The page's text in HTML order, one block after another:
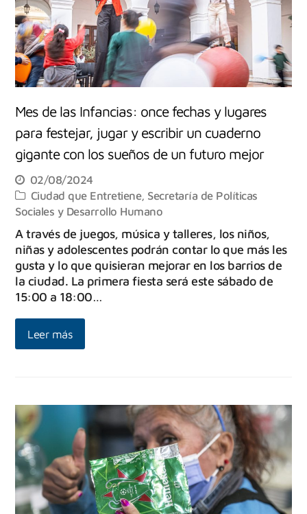
Mes de las Infancias: once fechas y lugares
para festejar, jugar y escribir un cuaderno
gigante con los sueños de un futuro mejor
02/08/2024
Ciudad que Entretiene, Secretaría de Políticas
Sociales y Desarrollo Humano
A través de juegos, música y talleres, los niños,
niñas y adolescentes podrán contar lo que más les
gusta y lo que quisieran mejorar en los barrios de
la ciudad. La primera fiesta será este sábado de
15:00 a 18:00…
Leer más